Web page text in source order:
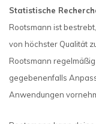
Statistische
Rootsmann ist
von höchster Qualität
Rootsmann
gegebenenfalls
Anwendungen